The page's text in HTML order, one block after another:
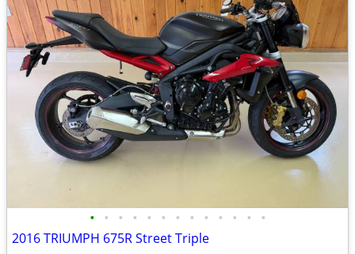
• • • • • • • • • • • • •
2016 TRIUMPH 675R Street Triple